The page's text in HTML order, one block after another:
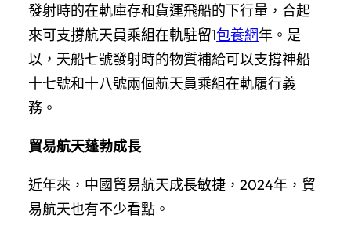
發射時的在軌庫存和貨運飛船的下行量，合起
來可支撐航天員乘組在軌駐留1包養網年。是
以，天船七號發射時的物質補給可以支撐神船
十七號和十八號兩個航天員乘組在軌履行義
務。
貿易航天蓬勃成長
近年來，中國貿易航天成長敏捷，2024年，貿
易航天也有不少看點。